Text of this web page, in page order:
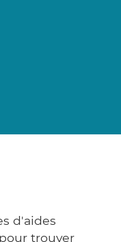
d'aides
trouver